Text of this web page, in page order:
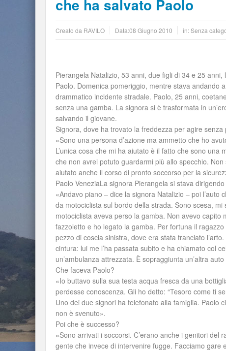
che ha salvato Paolo
Creato da RAVILO Data:08 Giugno 2010 in: Senza
Pierangela Natalizio, 53 anni, due figli di 34 e 25
Paolo. Domenica pomeriggio, mentre stava andando
drammatico incidente stradale. Paolo, 25 anni,
senza una gamba. La signora si è trasformata in
salvando il giovane.
Signora, dove ha trovato la freddezza per agire
«Sono una persona d’azione ma ammetto che ho
L’unica cosa che mi ha aiutato è il fatto che sono
che non avrei potuto guardarmi più allo specchio.
aiutato anche il corso di pronto soccorso per la
Paolo VeneziaLa signora Pierangela si stava
«Andavo piano – dice la signora Natalizio – poi
da motociclista sul bordo della strada. Sono scesa,
motociclista aveva perso la gamba. Non avevo
fazzoletto e ho legato la gamba. Per fortuna il
pezzo di coscia sinistra, dove era stata tranciato
cintura: lui me l’ha passata subito e ha chiamato col
un’ambulanza attrezzata. È sopraggiunta un’altra
Che faceva Paolo?
«Io buttavo sulla sua testa acqua fresca da una
perdesse conoscenza. Gli ho detto: “Tesoro come ti
Uno dei due signori ha telefonato alla famiglia. Paolo
non è svenuto».
Poi che è successo?
«Sono arrivati i soccorsi. C’erano anche i genitori
gente che invece di intervenire fugge. Facciamo